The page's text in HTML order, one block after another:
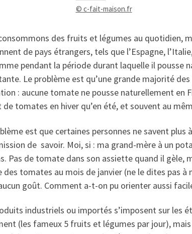
© c-fait-maison.fr
des fruits et légumes au quotidien,
de pays étrangers, tels que l’Espagne,
pendant la période durant laquelle il pousse
Le problème est qu’une grande majorité
: aucune tomate ne pousse naturellement en
de tomates en hiver qu’en été, et souvent au
est que certaines personnes ne savent
de savoir. Moi, si : ma grand-mère à un
Pas de tomate dans son assiette quand il gèle,
des tomates au mois de janvier (ne le dites pas
goût. Comment a-t-on pu orienter aussi
industriels ou importés s’imposent sur les
(les fameux 5 fruits et légumes par jour),